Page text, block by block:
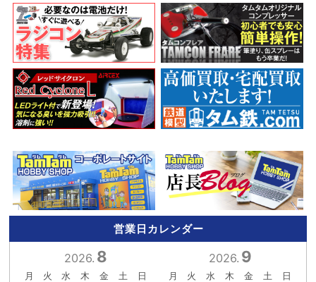
営業日カレンダー
2026. 8
月 火 水 木 金 土
日
2026. 9
月 火 水 木 金 土
日